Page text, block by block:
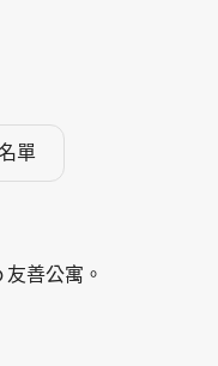
單
善公寓⁠。